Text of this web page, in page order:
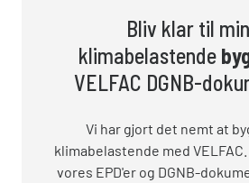
Bliv klar til
klimabelastende
VELFAC DGNB-
Vi har gjort det nemt at
klimabelastende med
vores EPD'er og DGNB-